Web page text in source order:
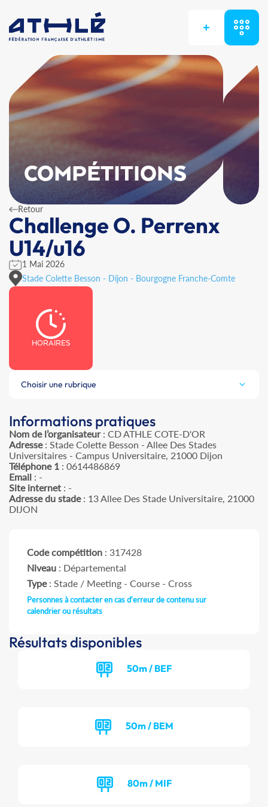
+
COMPÉTITIONS
Retour
Challenge O. Perrenx
U14/u16
1 Mai 2026
Stade Colette Besson - Dijon - Bourgogne Franche-Comte
HORAIRES
Choisir une rubrique
Informations pratiques
Nom de l’organisateur: CD ATHLE COTE-D'OR
Adresse: Stade Colette Besson - Allee Des Stades
Universitaires - Campus Universitaire, 21000 Dijon
Téléphone 1 : 0614486869
Email : -
Site internet : -
Adresse du stade: 13 Allee Des Stade Universitaire, 21000
DIJON
Code compétition : 317428
Niveau : Départemental
Type: Stade / Meeting - Course - Cross
Personnes à contacter en cas d'erreur de contenu sur
calendrier ou résultats
Résultats disponibles
50m / BEF
50m / BEM
80m / MIF